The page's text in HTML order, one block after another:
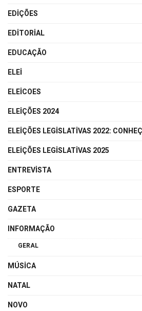
EDIÇÕES
EDITORIAL
EDUCAÇÃO
ELEI
ELEICOES
ELEIÇÕES 2024
ELEIÇÕES LEGISLATIVAS 2022:
ELEIÇÕES LEGISLATIVAS 2025
ENTREVISTA
ESPORTE
GAZETA
INFORMAÇÃO
GERAL
MÚSICA
NATAL
NOVO